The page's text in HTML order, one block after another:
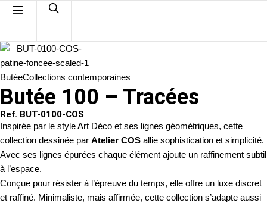
ButéeCollections contemporaines
Butée 100 – Tracées
Ref. BUT-0100-COS
Inspirée par le style Art Déco et ses lignes géométriques, cette
collection dessinée par Atelier COS allie sophistication et simplicité.
Avec ses lignes épurées chaque élément ajoute un raffinement subtil
à l’espace.
Conçue pour résister à l’épreuve du temps, elle offre un luxe discret
et raffiné. Minimaliste, mais affirmée, cette collection s’adapte aussi